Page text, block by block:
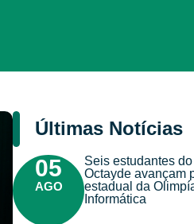
Últimas Notícias
05
AGO
Seis estudantes
Octayde avançam
estadual da
Informática